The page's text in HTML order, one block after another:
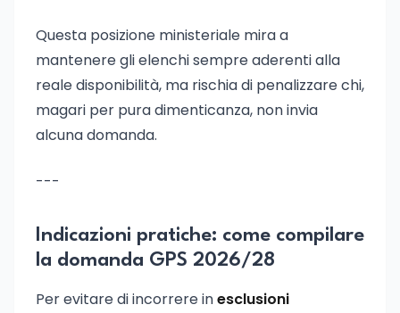
Questa posizione ministeriale mira a
mantenere gli elenchi sempre aderenti alla
reale disponibilità, ma rischia di penalizzare chi,
magari per pura dimenticanza, non invia
alcuna domanda.
---
Indicazioni pratiche: come compilare
la domanda GPS 2026/28
Per evitare di incorrere inesclusioni